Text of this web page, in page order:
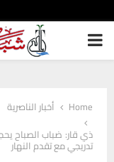
PRIMARY
Home
أخبار الناصرية
تدريجي مع تقدم النهار